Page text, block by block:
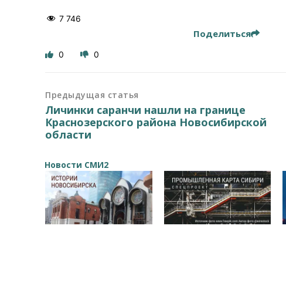
7 746
Поделиться
0 0
Предыдущая статья
Личинки саранчи нашли на границе
Краснозерского района Новосибирской
области
Новости СМИ2